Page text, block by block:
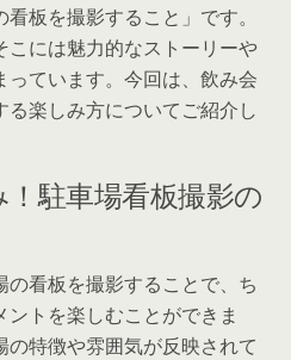
板を撮影すること」です。
には魅力的なストーリーや
ています。今回は、飲み会
楽しみ方についてご紹介し
駐車場看板撮影の
看板を撮影することで、ち
トを楽しむことができま
特徴や雰囲気が反映されて